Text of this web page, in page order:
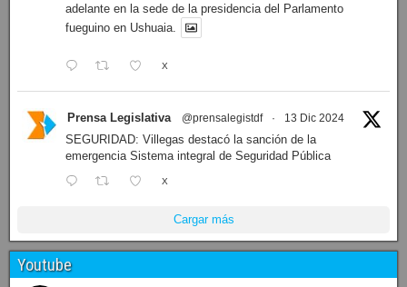
adelante en la sede de la presidencia del Parlamento
fueguino en Ushuaia.
X
Prensa Legislativa @prensalegistdf · 13 Dic 2024
SEGURIDAD: Villegas destacó la sanción de la
emergencia Sistema integral de Seguridad Pública
X
Cargar más
Youtube